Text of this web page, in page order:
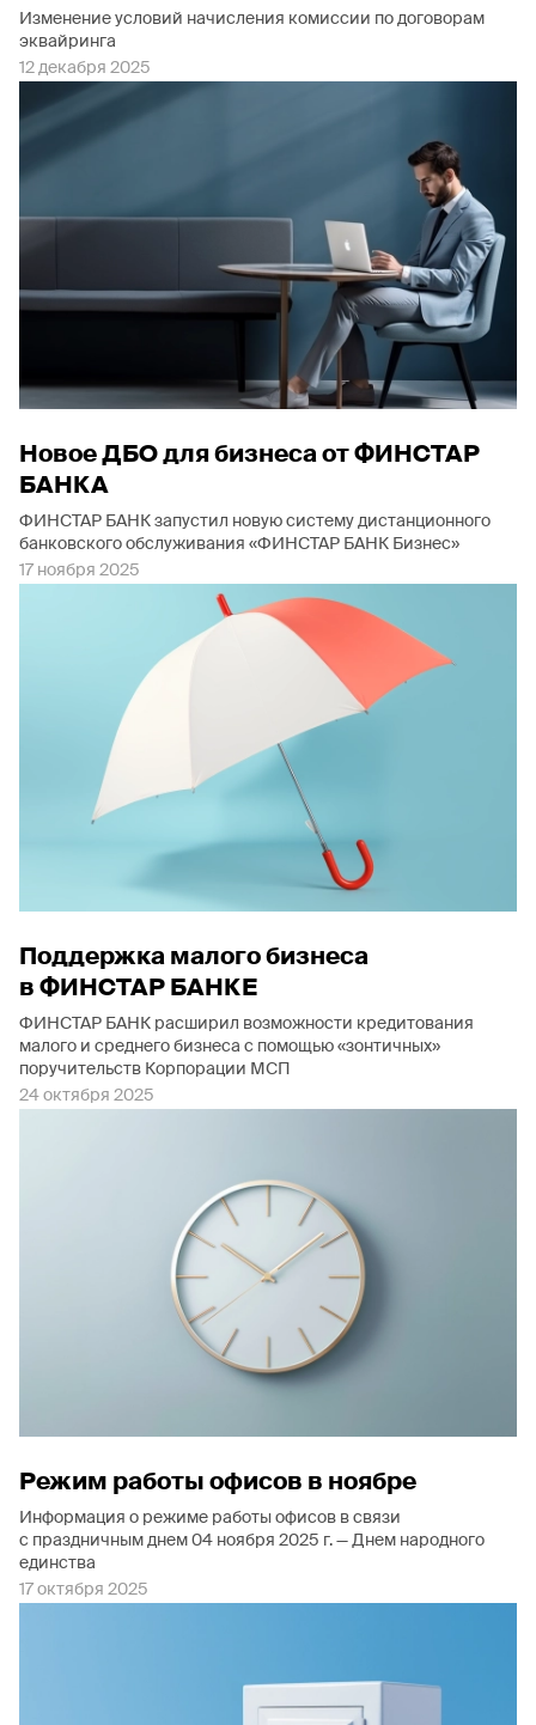
Изменение условий начисления комиссии по договорам
эквайринга
12 декабря 2025
Новое ДБО для бизнеса от ФИНСТАР
БАНКА
ФИНСТАР БАНК запустил новую систему дистанционного
банковского обслуживания «ФИНСТАР БАНК Бизнес»
17 ноября 2025
Поддержка малого бизнеса
в ФИНСТАР БАНКЕ
ФИНСТАР БАНК расширил возможности кредитования
малого и среднего бизнеса с помощью «зонтичных»
поручительств Корпорации МСП
24 октября 2025
Режим работы oфисов в ноябре
Информация о режиме работы офисов в связи
с праздничным днем 04 ноября 2025 г. — Днем народного
единства
17 октября 2025